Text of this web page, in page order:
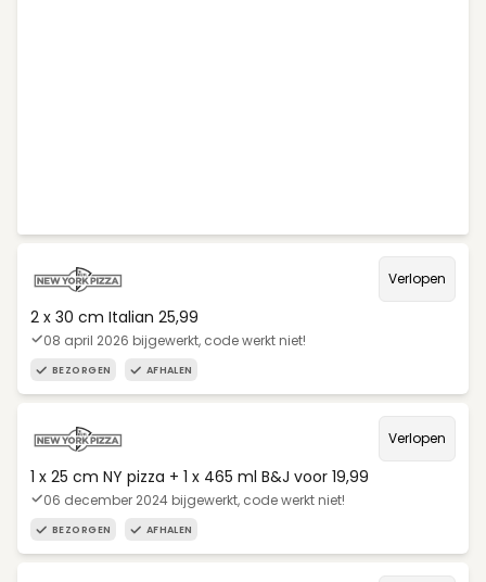
Verlopen
2 x 30 cm Italian 25,99
08 april 2026 bijgewerkt, code werkt niet!
BEZORGEN AFHALEN
Verlopen
1 x 25 cm NY pizza + 1 x 465 ml B&J voor 19,99
06 december 2024 bijgewerkt, code werkt niet!
BEZORGEN AFHALEN